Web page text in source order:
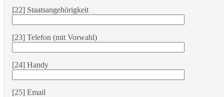
[22] Staatsangehörigkeit
[23] Telefon (mit Vorwahl)
[24] Handy
[25] Email